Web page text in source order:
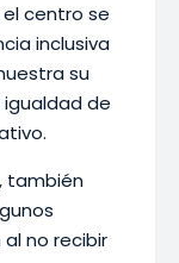
centro se
inclusiva
su
de
también
no recibir